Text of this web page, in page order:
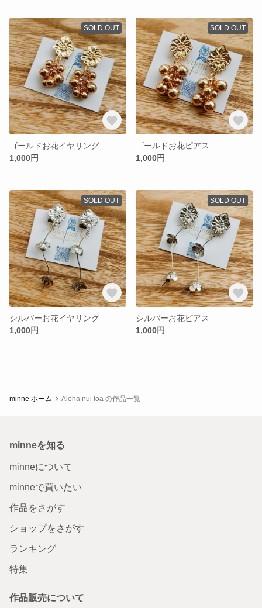
SOLD OUT
ゴールドお花イヤリング
1,000円
SOLD OUT
ゴールドお花ピアス
1,000円
SOLD OUT
シルバーお花イヤリング
1,000円
SOLD OUT
シルバーお花ピアス
1,000円
minne ホーム Aloha nui loa の作品一覧
minneを知る
minneについて
minneで買いたい
作品をさがす
ショップをさがす
ランキング
特集
作品販売について